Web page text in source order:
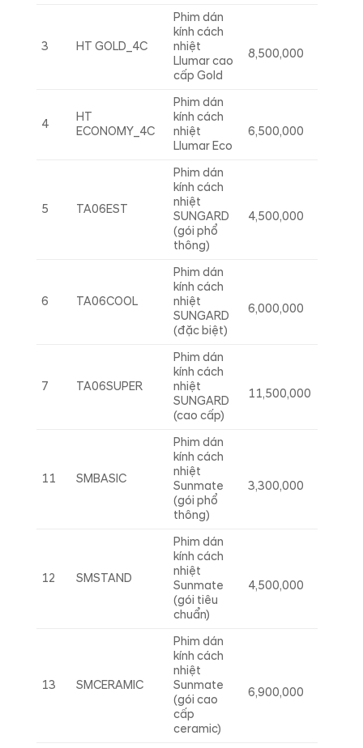
3 HT GOLD_4C
Phim dán
kính cách
nhiệt
Llumar cao
cấp Gold
8,500,000
4
HT
ECONOMY_4C
Phim dán
kính cách
nhiệt
Llumar Eco
6,500,000
5 TA06EST
Phim dán
kính cách
nhiệt
SUNGARD
(gói phổ
thông)
4,500,000
6 TA06COOL
Phim dán
kính cách
nhiệt
SUNGARD
(đặc biệt)
6,000,000
7 TA06SUPER
Phim dán
kính cách
nhiệt
SUNGARD
(cao cấp)
11,500,000
11 SMBASIC
Phim dán
kính cách
nhiệt
Sunmate
(gói phổ
thông)
3,300,000
12 SMSTAND
Phim dán
kính cách
nhiệt
Sunmate
(gói tiêu
chuẩn)
4,500,000
13 SMCERAMIC
Phim dán
kính cách
nhiệt
Sunmate
(gói cao
cấp
ceramic)
6,900,000